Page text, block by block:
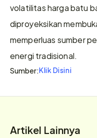
volatilitas harga batu
diproyeksikan
memperluas sumber
energi tradisional.
Sumber:Klik Disini
Artikel Lainnya